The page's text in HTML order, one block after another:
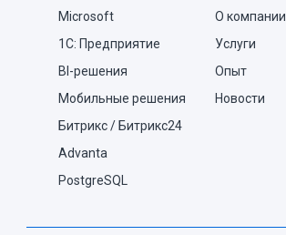
Microsoft
1С: Предприятие
BI-решения
Мобильные решения
Битрикс / Битрикс24
Advanta
PostgreSQL
О компании
Услуги
Опыт
Новости